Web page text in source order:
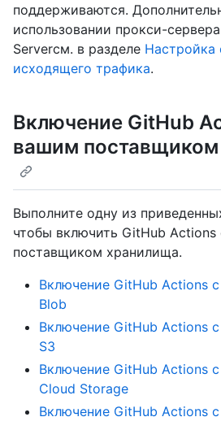
поддерживаются.
использовании прокси-
Serverсм. в разделе Настройка
исходящего трафика.
Включение GitHub
вашим
Выполните одну из
чтобы включить GitHub
поставщиком хранилища.
Включение GitHub Actions
Blob
Включение GitHub Actions
S3
Включение GitHub Actions
Cloud Storage
Включение GitHub Actions